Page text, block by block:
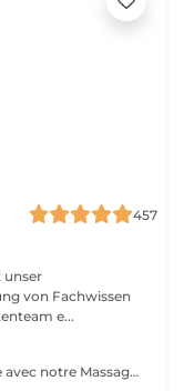
457
unser
von Fachwissen
e...
Offrez à votre dos l'attention qu'il mérite avec notre Massage du Dos. Une expérience qui cible spécifiquement les tensions accumulées dans la zone du dos, ce massage est un remède apaisant pour le stress et les douleurs musculaires. Nos thérapeutes experts utilisent des techniques spécialisées pour relâcher les nuds de tension, améliorer la circulation sanguine et rétablir le bien-être de votre dos. Laissez les soucis et les tensions s'envoler pendant que vous vous abandonnez à une oasis de relaxation. Redécouvrez la légèreté et le confort de votre dos, réservez votre séance dès aujourd'hui pour une détente totale.